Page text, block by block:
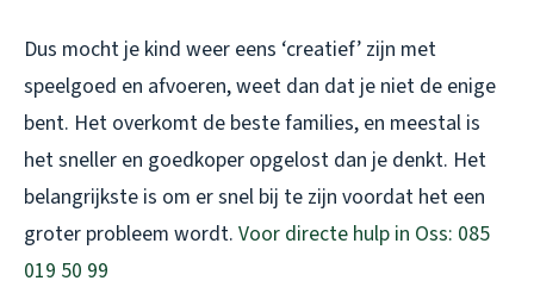
Dus mocht je kind weer eens ‘creatief’ zijn met
speelgoed en afvoeren, weet dan dat je niet de enige
bent. Het overkomt de beste families, en meestal is
het sneller en goedkoper opgelost dan je denkt. Het
belangrijkste is om er snel bij te zijn voordat het een
groter probleem wordt. Voor directe hulp in Oss: 085
019 50 99